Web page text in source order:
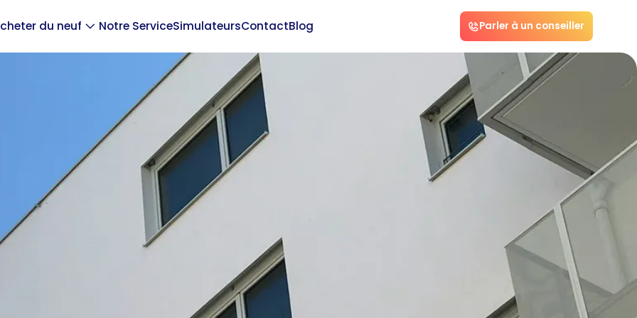
du neuf Notre ServiceSimulateursContactBlog Parler à un conseiller